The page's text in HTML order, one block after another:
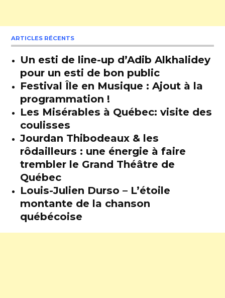
ARTICLES RÉCENTS
Un esti de line-up d’Adib Alkhalidey
pour un esti de bon public
Festival Île en Musique : Ajout à la
programmation !
Les Misérables à Québec: visite des
coulisses
Jourdan Thibodeaux & les
rôdailleurs : une énergie à faire
trembler le Grand Théâtre de
Québec
Louis-Julien Durso – L’étoile
montante de la chanson
québécoise